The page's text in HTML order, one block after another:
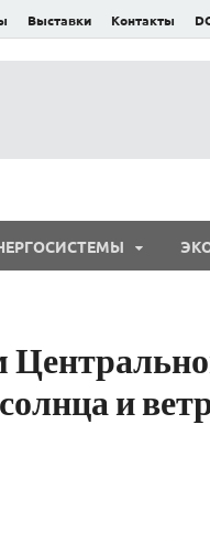
Выставки Контакты
и